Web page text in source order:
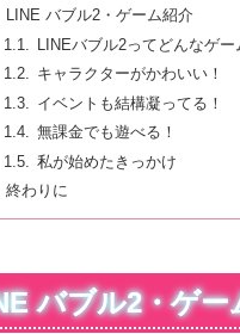
LINE バブル2・ゲーム紹介
LINEバブル2ってどんなゲー
キャラクターがかわいい！
イベントも結構凝ってる！
無課金でも遊べる！
私が始めたきっかけ
終わりに
バブル2・ゲー